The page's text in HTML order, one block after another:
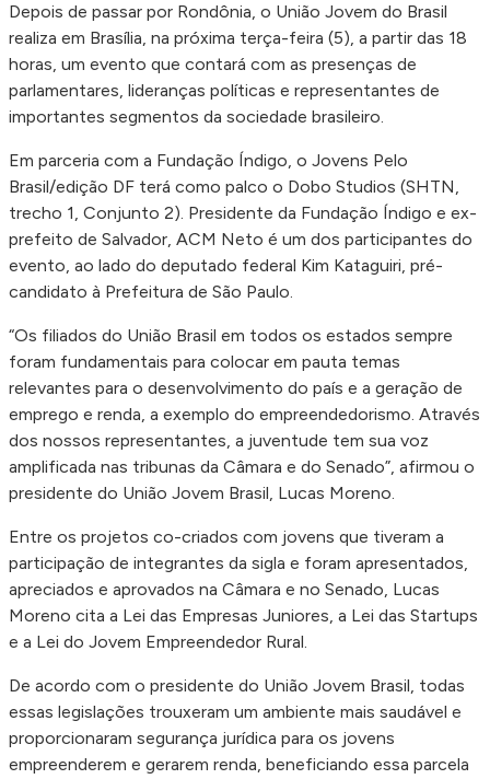
Depois de passar por Rondônia, o União Jovem do Brasil
realiza em Brasília, na próxima terça-feira (5), a partir das 18
horas, um evento que contará com as presenças de
parlamentares, lideranças políticas e representantes de
importantes segmentos da sociedade brasileiro.
Em parceria com a Fundação Índigo, o Jovens Pelo
Brasil/edição DF terá como palco o Dobo Studios (SHTN,
trecho 1, Conjunto 2). Presidente da Fundação Índigo e ex-
prefeito de Salvador, ACM Neto é um dos participantes do
evento, ao lado do deputado federal Kim Kataguiri, pré-
candidato à Prefeitura de São Paulo.
“Os filiados do União Brasil em todos os estados sempre
foram fundamentais para colocar em pauta temas
relevantes para o desenvolvimento do país e a geração de
emprego e renda, a exemplo do empreendedorismo. Através
dos nossos representantes, a juventude tem sua voz
amplificada nas tribunas da Câmara e do Senado”, afirmou o
presidente do União Jovem Brasil, Lucas Moreno.
Entre os projetos co-criados com jovens que tiveram a
participação de integrantes da sigla e foram apresentados,
apreciados e aprovados na Câmara e no Senado, Lucas
Moreno cita a Lei das Empresas Juniores, a Lei das Startups
e a Lei do Jovem Empreendedor Rural.
De acordo com o presidente do União Jovem Brasil, todas
essas legislações trouxeram um ambiente mais saudável e
proporcionaram segurança jurídica para os jovens
empreenderem e gerarem renda, beneficiando essa parcela